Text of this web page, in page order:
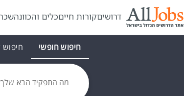
דרושיםקורות חייםכלים והכוונה
חיפוש חופשי חיפוש
מה התפקיד הבא